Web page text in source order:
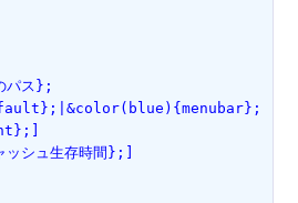
パス};
シュ生存時間};]